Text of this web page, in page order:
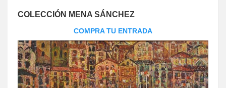
COLECCIÓN MENA SÁNCHEZ
COMPRA TU ENTRADA